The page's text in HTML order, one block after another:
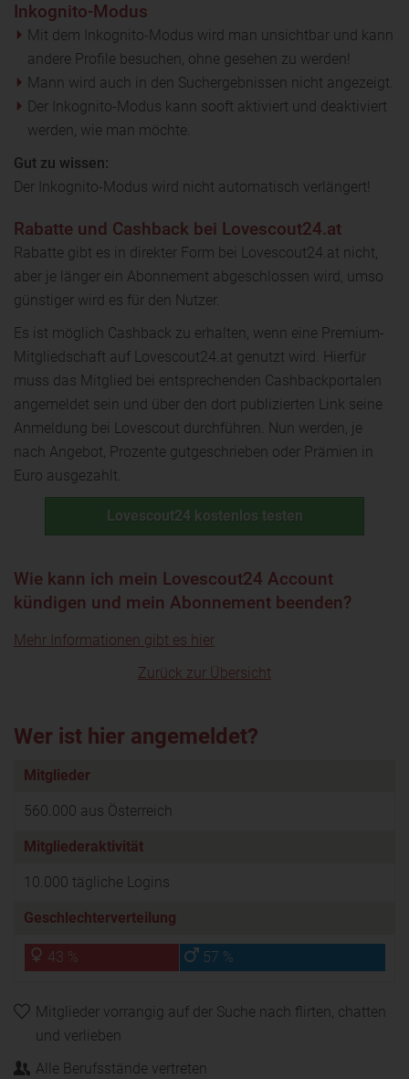
Inkognito-Modus
Mit dem Inkognito-Modus wird man unsichtbar und kann
andere Profile besuchen, ohne gesehen zu werden!
Mann wird auch in den Suchergebnissen nicht angezeigt.
Der Inkognito-Modus kann sooft aktiviert und deaktiviert
werden, wie man möchte.
Gut zu wissen:
Der Inkognito-Modus wird nicht automatisch verlängert!
Rabatte und Cashback bei Lovescout24.at
Rabatte gibt es in direkter Form bei Lovescout24.at nicht,
aber je länger ein Abonnement abgeschlossen wird, umso
günstiger wird es für den Nutzer.
Es ist möglich Cashback zu erhalten, wenn eine Premium-
Mitgliedschaft auf Lovescout24.at genutzt wird. Hierfür
muss das Mitglied bei entsprechenden Cashbackportalen
angemeldet sein und über den dort publizierten Link seine
Anmeldung bei Lovescout durchführen. Nun werden, je
nach Angebot, Prozente gutgeschrieben oder Prämien in
Euro ausgezahlt.
Lovescout24 kostenlos testen
Wie kann ich mein Lovescout24 Account
kündigen und mein Abonnement beenden?
Mehr Informationen gibt es hier
Zurück zur Übersicht
Wer ist hier angemeldet?
Mitglieder
560.000 aus Österreich
Mitgliederaktivität
10.000 tägliche Logins
Geschlechterverteilung
43 % 57 %
Mitglieder vorrangig auf der Suche nach flirten, chatten
und verlieben
Alle Berufsstände vertreten